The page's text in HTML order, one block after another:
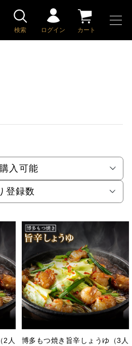
検索 ログイン カート
入可能
登録数
2人
博多もつ焼き旨辛しょうゆ（3人